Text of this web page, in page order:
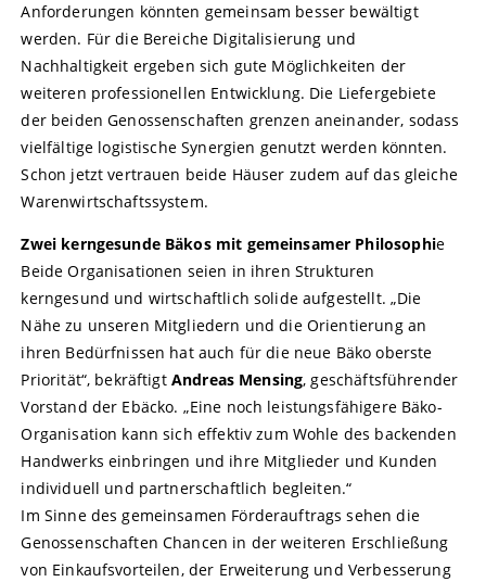
Anforderungen könnten gemeinsam besser bewältigt
werden. Für die Bereiche Digitalisierung und
Nachhaltigkeit ergeben sich gute Möglichkeiten der
weiteren professionellen Entwicklung. Die Liefergebiete
der beiden Genossenschaften grenzen aneinander, sodass
vielfältige logistische Synergien genutzt werden könnten.
Schon jetzt vertrauen beide Häuser zudem auf das gleiche
Warenwirtschaftssystem.
Zwei kerngesunde Bäkos mit gemeinsamer Philosophie
Beide Organisationen seien in ihren Strukturen
kerngesund und wirtschaftlich solide aufgestellt. „Die
Nähe zu unseren Mitgliedern und die Orientierung an
ihren Bedürfnissen hat auch für die neue Bäko oberste
Priorität“, bekräftigt Andreas Mensing, geschäftsführender
Vorstand der Ebäcko. „Eine noch leistungsfähigere Bäko-
Organisation kann sich effektiv zum Wohle des backenden
Handwerks einbringen und ihre Mitglieder und Kunden
individuell und partnerschaftlich begleiten.“
Im Sinne des gemeinsamen Förderauftrags sehen die
Genossenschaften Chancen in der weiteren Erschließung
von Einkaufsvorteilen, der Erweiterung und Verbesserung